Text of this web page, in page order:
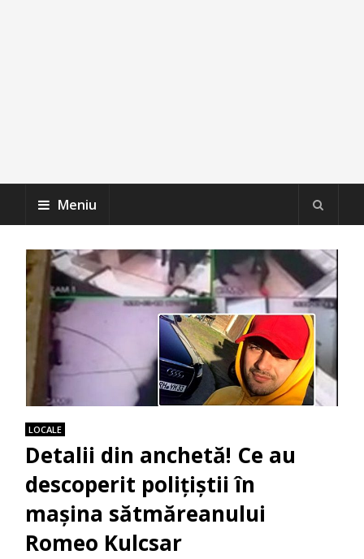
Meniu
LOCALE
Detalii din anchetă! Ce au
descoperit polițiștii în
mașina sătmăreanului
Romeo Kulcsar